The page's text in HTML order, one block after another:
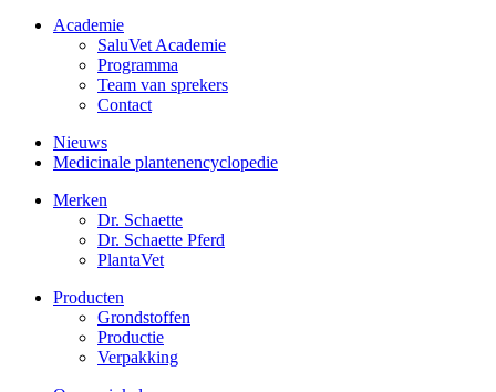
Academie
SaluVet Academie
Programma
Team van sprekers
Contact
Nieuws
Medicinale plantenencyclopedie
Merken
Dr. Schaette
Dr. Schaette Pferd
PlantaVet
Producten
Grondstoffen
Productie
Verpakking